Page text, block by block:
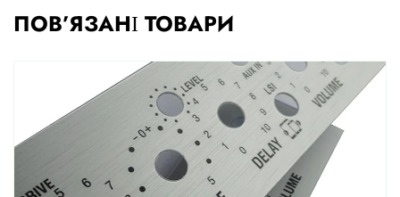
ПОВ’ЯЗАНІ ТОВАРИ